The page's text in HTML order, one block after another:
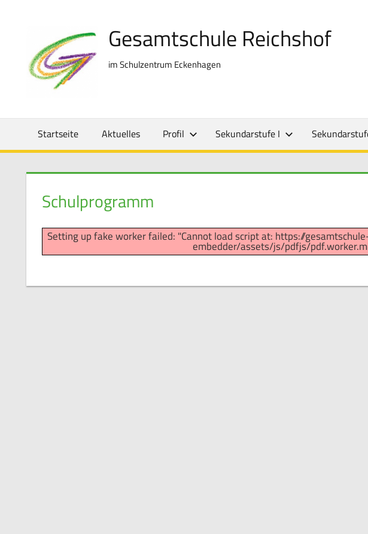
Gesamtschule Reichshof
im Schulzentrum Eckenhagen
Startseite Aktuelles Profil Sekundarstufe I
Schulprogramm
Setting up fake worker failed: "Cannot load script at: https://
embedder/assets/js/pdfjs/